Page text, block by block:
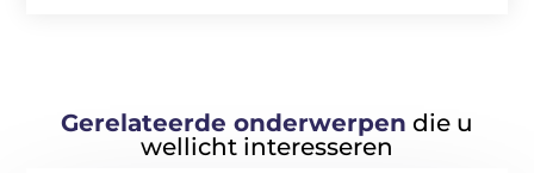
Gerelateerde onderwerpen die u
wellicht interesseren